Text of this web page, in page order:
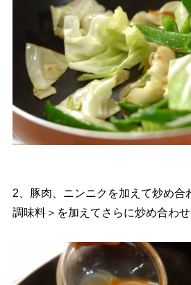
2、豚肉、ニンニクを加えて炒め合
調味料＞を加えてさらに炒め合わせ